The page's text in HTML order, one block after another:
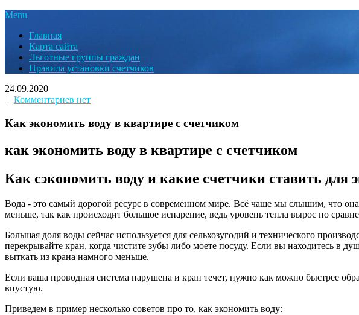
Menu
Главная
Карта сайта
Льготные группы граждан
Правила установки счетчиков
24.09.2020
| Комментариев нет
Как экономить воду в квартире с счетчиком
как экономить воду в квартире с счетчиком
Как сэкономить воду и какие счетчики ставить для
Вода - это самый дорогой ресурс в современном мире. Всё чаще мы слышим, что
меньше, так как происходит большое испарение, ведь уровень тепла вырос по
Большая доля воды сейчас используется для сельхозугодий и технического
перекрывайте кран, когда чистите зубы либо моете посуду. Если вы находитесь в
выткать из крана намного меньше.
Если ваша проводная система нарушена и кран течет, нужно как можно быстрее
впустую.
Приведем в пример несколько советов про то, как экономить воду: